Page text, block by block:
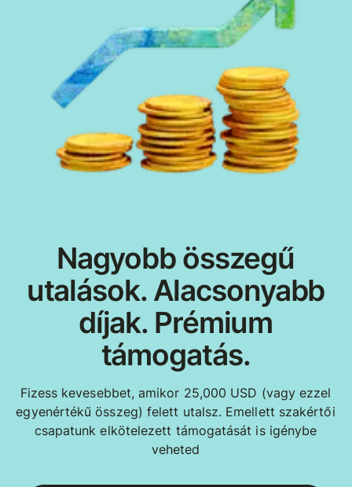
Nagyobb összegű
utalások. Alacsonyabb
díjak. Prémium
támogatás.
Fizess kevesebbet, amikor 25,000 USD (vagy ezzel
egyenértékű összeg) felett utalsz. Emellett szakértői
csapatunk elkötelezett támogatását is igénybe
veheted